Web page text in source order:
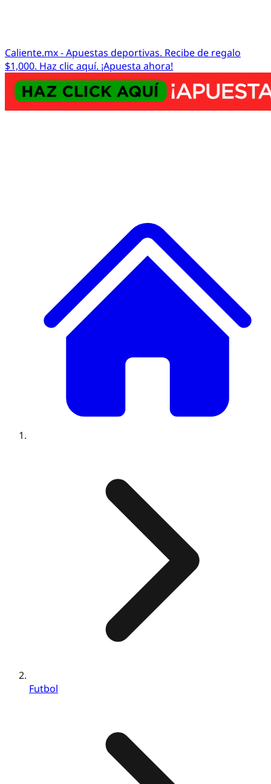
Caliente.mx - Apuestas deportivas. Recibe de regalo
$1,000. Haz clic aquí. ¡Apuesta ahora!
Futbol